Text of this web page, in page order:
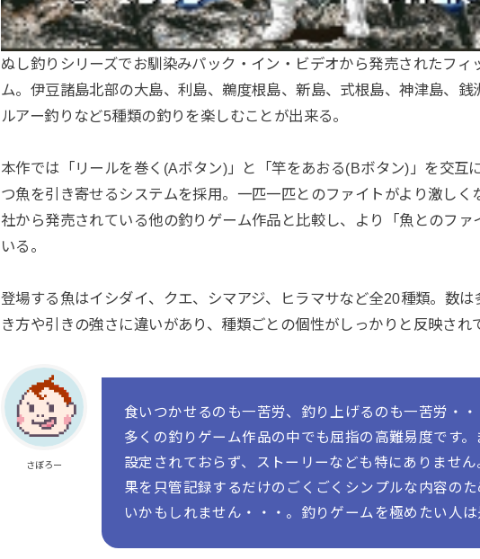
ぬし釣りシリーズでお馴染みパック・イン・ビデオから発売されたフィ
ム。伊豆諸島北部の大島、利島、鵜度根島、新島、式根島、神津島、
ルアー釣りなど5種類の釣りを楽しむことが出来る。
本作では「リールを巻く(Aボタン)」と「竿をあおる(Bボタン)」を交互
つ魚を引き寄せるシステムを採用。一匹一匹とのファイトがより激しく
社から発売されている他の釣りゲーム作品と比較し、より「魚とのファ
いる。
登場する魚はイシダイ、クエ、シマアジ、ヒラマサなど全20種類。数
き方や引きの強さに違いがあり、種類ごとの個性がしっかりと反映され
さぼろー
食いつかせるのも一苦労、釣り上げるのも一苦労・
多くの釣りゲーム作品の中でも屈指の高難易度です
設定されておらず、ストーリーなども特にありませ
果を只管記録するだけのごくごくシンプルな内容の
いかもしれません・・・。釣りゲームを極めたい人は